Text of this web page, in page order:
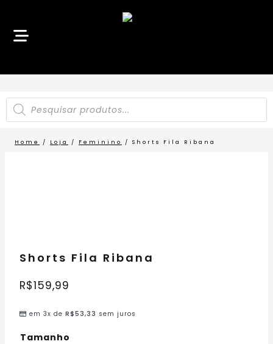
Home / Loja / Feminino / Shorts Fila Ribana
Shorts Fila Ribana
R$159,99
em 3x de R$53,33 sem juros
Tamanho